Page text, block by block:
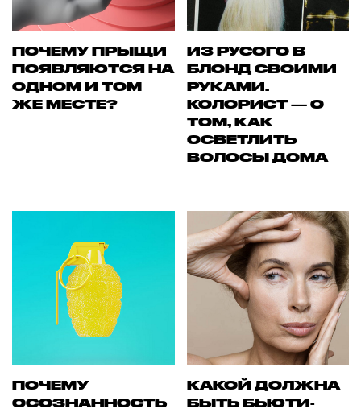
ПОЧЕМУ ПРЫЩИ
ПОЯВЛЯЮТСЯ НА
ОДНОМ И ТОМ
ЖЕ МЕСТЕ?
ИЗ РУСОГО В
БЛОНД СВОИМИ
РУКАМИ.
КОЛОРИСТ — О
ТОМ, КАК
ОСВЕТЛИТЬ
ВОЛОСЫ ДОМА
ПОЧЕМУ
ОСОЗНАННОСТЬ
КАКОЙ ДОЛЖНА
БЫТЬ БЬЮТИ-